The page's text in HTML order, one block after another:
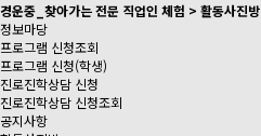
경운중_찾아가는 전문 직업인 체험 > 활동사진방
정보마당
프로그램 신청조회
프로그램 신청(학생)
진로진학상담 신청
진로진학상담 신청조회
공지사항